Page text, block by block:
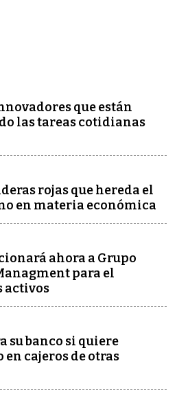
que están
las tareas cotidianas
rojas que hereda el
en materia económica
ahora a Grupo
para el
activos
su banco si quiere
cajeros de otras